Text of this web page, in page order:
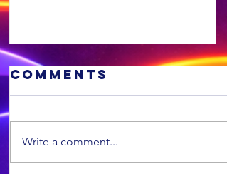
Comments
Write a comment...